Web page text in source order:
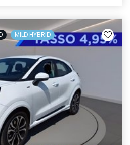
MILD HYBRID